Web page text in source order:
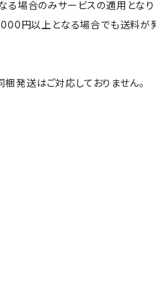
場合のみサービスの適用となり
円以上となる場合でも送料が
発送はご対応しておりません。